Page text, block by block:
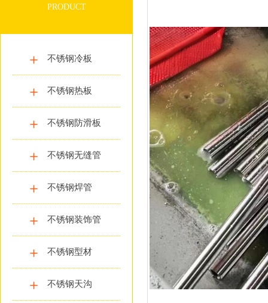
PRODUCT
不锈钢冷板
不锈钢热板
不锈钢防滑板
不锈钢无缝管
不锈钢焊管
不锈钢装饰管
不锈钢型材
不锈钢天沟